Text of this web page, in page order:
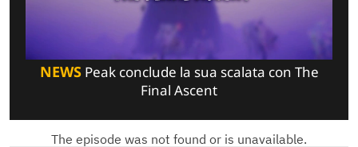
NEWSPeak conclude la sua scalata con The
Final Ascent